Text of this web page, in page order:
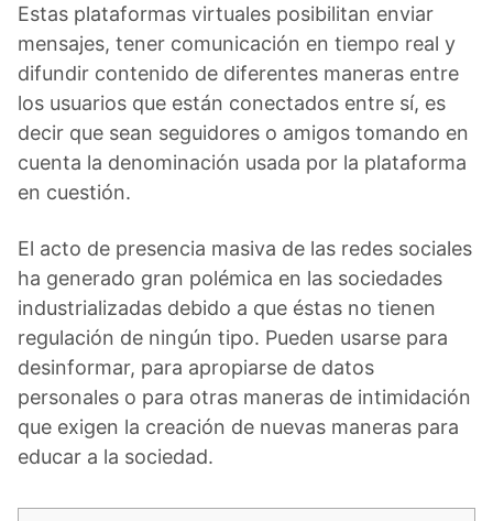
Estas plataformas virtuales posibilitan enviar
mensajes, tener comunicación en tiempo real y
difundir contenido de diferentes maneras entre
los usuarios que están conectados entre sí, es
decir que sean seguidores o amigos tomando en
cuenta la denominación usada por la plataforma
en cuestión.
El acto de presencia masiva de las redes sociales
ha generado gran polémica en las sociedades
industrializadas debido a que éstas no tienen
regulación de ningún tipo. Pueden usarse para
desinformar, para apropiarse de datos
personales o para otras maneras de intimidación
que exigen la creación de nuevas maneras para
educar a la sociedad.